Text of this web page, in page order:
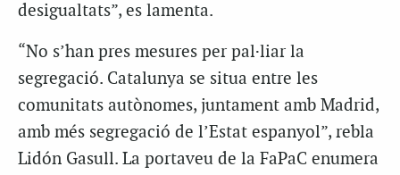
desigualtats”, es lamenta.
“No s’han pres mesures per pal·liar la
segregació. Catalunya se situa entre les
comunitats autònomes, juntament amb Madrid,
amb més segregació de l’Estat espanyol”, rebla
Lidón Gasull. La portaveu de la FaPaC enumera